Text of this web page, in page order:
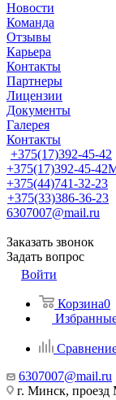
Новости
Команда
Отзывы
Карьера
Контакты
Партнеры
Лицензии
Документы
Галерея
Контакты
+375(17)392-45-42
+375(17)392-45-42
+375(44)741-32-23
+375(33)386-36-23
6307007@mail.ru
Заказать звонок
Задать вопрос
Войти
Корзина0
6307007@mail.ru
г. Минск,